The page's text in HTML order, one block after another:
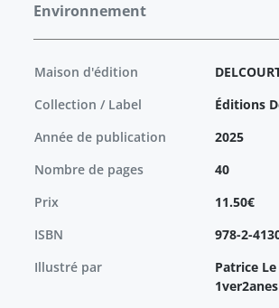
Environnement
Maison d'édition
Collection / Label
Éditions
Année de publication
2025
Nombre de pages
40
Prix
11.50€
ISBN
978-2-
Illustré par
Patrice
1ver2anes